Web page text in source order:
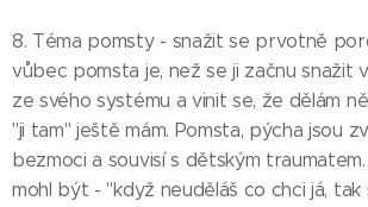
8. Téma pomsty - snažit se prvotně
vůbec pomsta je, než se ji začnu snažit
ze svého systému a vinit se, že dělám
"ji tam" ještě mám. Pomsta, pýcha jsou
bezmoci a souvisí s dětským
mohl být - "když neuděláš co chci já, tak